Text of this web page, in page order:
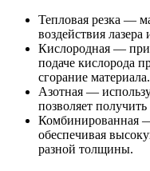
Тепловая резка —
воздействия лазера
Кислородная —
подаче кислорода
сгорание материала.
Азотная —
позволяет
Комбинированная
обеспечивая
разной толщины.